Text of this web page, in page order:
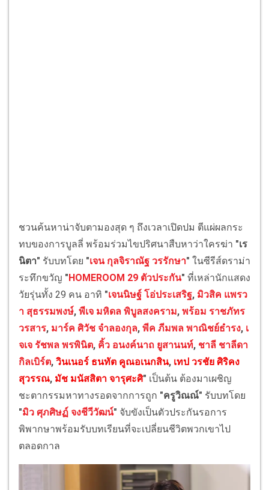
ชวนค้นหาน่าจับตามองสุด ๆ ถึงเวลาเปิดปม ตีแผ่ผลกระ
ทบของการบูลลี่ พร้อมร่วมไขปริศนาสืบหาว่าใครฆ่า "เร
นิตา" รับบทโดย "เจน กุลจิราณัฐ วรรักษา" ในซีรีส์ดราม่า
ระทึกขวัญ "HOMEROOM 29 ตัวประกัน" ที่เหล่านักแสดง
วัยรุ่นทั้ง 29 คน อาทิ "เจนนิษฐ์ โอ่ประเสริฐ, มิวสิค แพรว
า สุธรรมพงษ์, พีเจ มหิดล พิบูลสงคราม, พร้อม ราชภัทร
วรสาร, มาร์ค ศิวัช จำลองกุล, พีค ภีมพล พาณิชย์ธำรง, เ
จเจ รัชพล พรพินิต, คิ้ว อนงค์นาถ ยูสานนท์, ชาลี ชาลีดา
กิลเบิร์ต, วินเนอร์ ธนทัต คูณอเนกสิน, เทป วรชัย ศิริคง
สุวรรณ, มัช มนัสสิตา จารุศะศิ" เป็นต้น ต้องมาเผชิญ
ชะตากรรมหาทางรอดจากการถูก "ครูวิณณ์" รับบทโดย
"มิว ศุภศิษฏ์ จงชีวีวัฒน์" จับขังเป็นตัวประกันรอการ
พิพากษาพร้อมรับบทเรียนที่จะเปลี่ยนชีวิตพวกเขาไป
ตลอดกาล